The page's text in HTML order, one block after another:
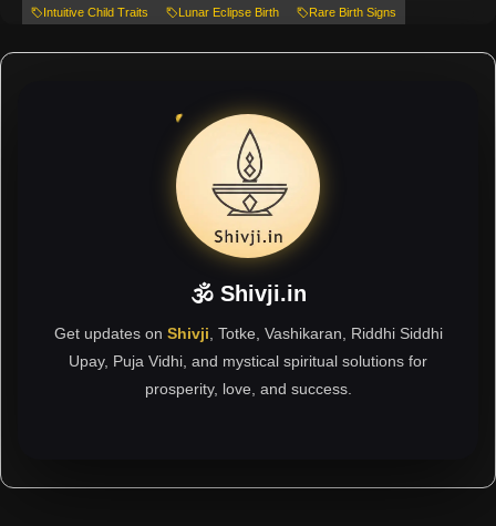
Intuitive Child Traits
Lunar Eclipse Birth Rare Birth Signs
🕉 Shivji.in
Get updates on Shivji, Totke, Vashikaran, Riddhi Siddhi
Upay, Puja Vidhi, and mystical spiritual solutions for
prosperity, love, and success.